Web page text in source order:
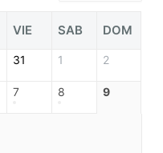
VIE SAB DOM
31 1 2
7 8 9